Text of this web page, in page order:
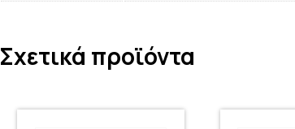
Σχετικά προϊόντα